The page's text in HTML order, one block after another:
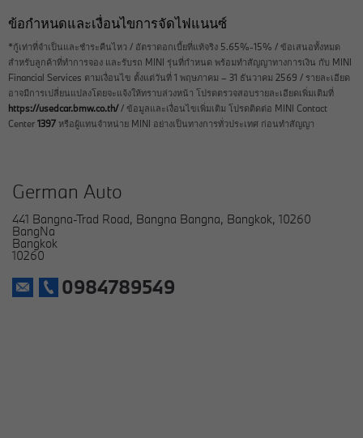
ข้อกำหนดและเงื่อนไขการจัดไฟแนนซ์
*กู้เท่าที่จำเป็นและชำระคืนไหว / อัตราดอกเบี้ยที่แท้จริง 5.65%-15% / ข้อเสนอทั้งหมด
สำหรับลูกค้าที่ทำการจอง และรับรถ MINI รุ่นที่กำหนด พร้อมทำสัญญาทางการเงิน กับ MINI
Financial Services ตามเงื่อนไข ตั้งแต่วันที่ 1 พฤษภาคม – 31 ธันวาคม 2569 / รายละเอียด
อาจมีการเปลี่ยนแปลงโดยจะแจ้งให้ทราบล่วงหน้า โปรดตรวจสอบรายละเอียดเพิ่มเติมที่
https://usedcar.bmw.co.th// ข้อมูลและเงื่อนไขเพิ่มเติม โปรดติดต่อ MINI Contact
Center 1397 หรือผู้แทนจำหน่าย MINI อย่างเป็นทางการทั่วประเทศ ก่อนทำสัญญา
German Auto
441 Bangna-Trad Road, Bangna Bangna, Bangkok, 10260
BangNa
Bangkok
10260
0984789549